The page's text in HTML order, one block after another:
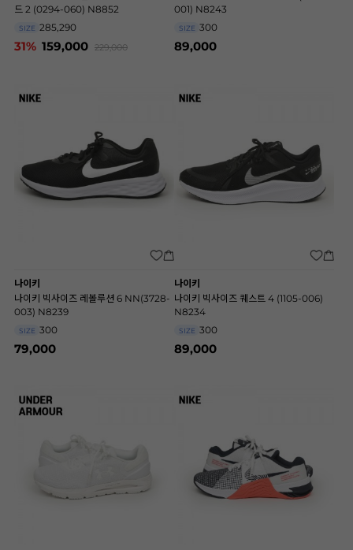
드 2 (0294-060) N8852
SIZE 285,290
31% 159,000 229,000
001) N8243
SIZE 300
89,000
나이키
나이키 빅사이즈 레볼루션 6 NN(3728-
003) N8239
SIZE 300
79,000
나이키
나이키 빅사이즈 퀘스트 4 (1105-006)
N8234
SIZE 300
89,000